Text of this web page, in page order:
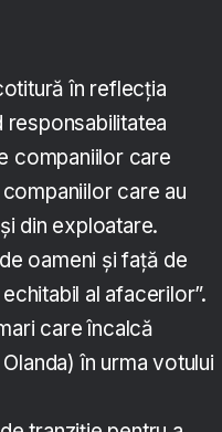
în reflecția
companiilor care
care au
din exploatare.
oameni și față de
al afacerilor”.
care încalcă
în urma votului